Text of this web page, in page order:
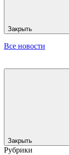
Закрыть
Все новости
Закрыть
Рубрики